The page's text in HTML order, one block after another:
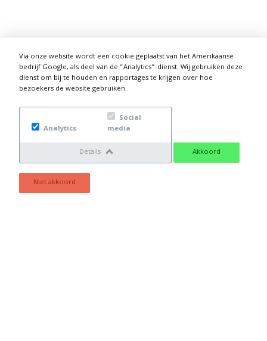
OVER ONS
Wij zijn inmiddels alweer 19 jaar actief in de installatiebranche en
kunnen dus putten uit jaren lange ervaring en kennis op het
gebied van centrale verwarming, loodgieterswerk, sanitair,
installaties, elektrotechniek en meer.
MENU
Via onze website wordt een cookie geplaatst van het Amerikaanse
bedrijf Google, als deel van de “Analytics”-dienst. Wij gebruiken deze
dienst om bij te houden en rapportages te krijgen over hoe
bezoekers de website gebruiken.
Analytics
Social
media
Details Akkoord
Niet akkoord